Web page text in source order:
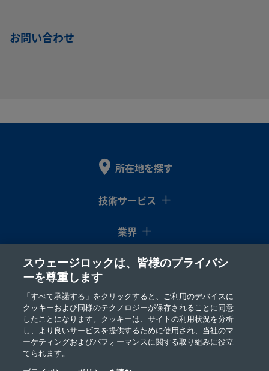
NPTめ
ねじ
イン
SS-
4-
T-
316
ンレ
ス鋼
1/4
イン
チ
ISO管
用テ
ーパ
ねじ
1/4
イン
チ
ISO管
用テ
ーパ
ねじ
製品を見る
SS-
6-
316
ステ
3/8
NPTお
3/8
NPTお
製品を見る
お問い合わせ
所在地を探す
技術サービス
業界
コラム
リソース
会社情報
スウェージロックは、皆様のプライバシ
ーを尊重します
「すべて承諾する」をクリックすると、ご利用のデバイスに
クッキーおよび同様のテクノロジーが保存されることに同意
したことになります。クッキーは、サイトの利用状況を分析
し、より良いサービスを提供するために使用され、当社のマ
ーケティングおよびパフォーマンスに関する取り組みに役立
てられます。